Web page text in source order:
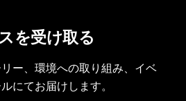
を受け取る
ー、環境への取り組み、イベ
にてお届けします。